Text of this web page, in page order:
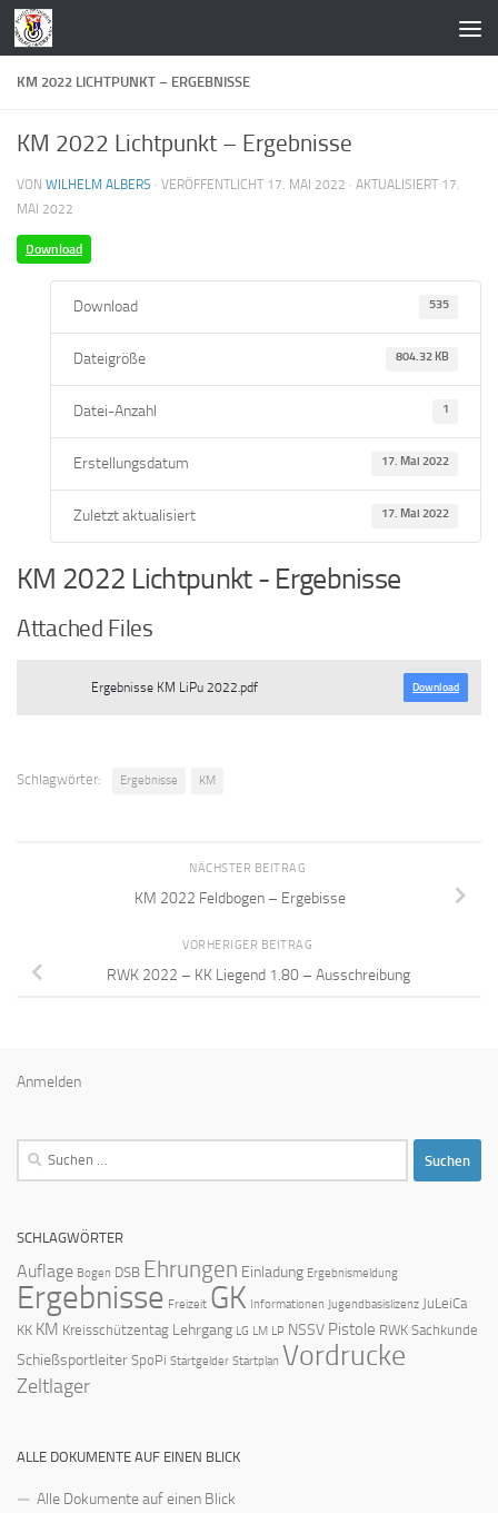
Zum Inhalt springen
KM 2022 LICHTPUNKT – ERGEBNISSE
KM 2022 Lichtpunkt – Ergebnisse
VON WILHELM ALBERS · VERÖFFENTLICHT 17. MAI 2022 · AKTUALISIERT 17.
MAI 2022
Download
Download 535
Dateigröße 804.32 KB
Datei-Anzahl 1
Erstellungsdatum 17. Mai 2022
Zuletzt aktualisiert 17. Mai 2022
KM 2022 Lichtpunkt - Ergebnisse
Attached Files
Ergebnisse KM LiPu 2022.pdf Download
Schlagwörter: Ergebnisse KM
NÄCHSTER BEITRAG
KM 2022 Feldbogen – Ergebisse
VORHERIGER BEITRAG
RWK 2022 – KK Liegend 1.80 – Ausschreibung
Anmelden
Suchen
SCHLAGWÖRTER
Auflage Bogen DSB Ehrungen Einladung Ergebnismeldung
Ergebnisse Freizeit GK Informationen Jugendbasislizenz JuLeiCa
KK KM Kreisschützentag Lehrgang LG LM LP NSSV Pistole RWK Sachkunde
Schießsportleiter SpoPi Startgelder Startplan Vordrucke
Zeltlager
ALLE DOKUMENTE AUF EINEN BLICK
Alle Dokumente auf einen Blick